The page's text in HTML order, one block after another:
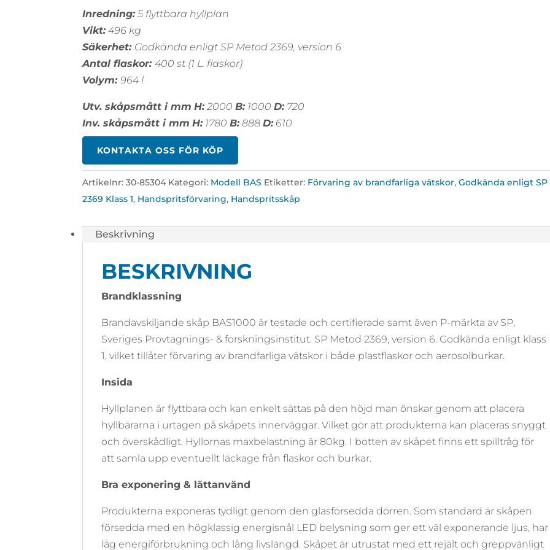
Inredning:5 flyttbara hyllplan
Vikt:496 kg
Säkerhet: Godkända enligt SP Metod 2369, version 6
Antal flaskor:400 st (1 L. flaskor)
Volym:964 l
Utv. skåpsmått i mm H:2000B:1000D:720
Inv. skåpsmått i mm H:1780B:888D:610
KONTAKTA OSS FÖR KÖP
Artikelnr:30-85304 Kategori: Modell BAS Etiketter: Förvaring av brandfarliga vätskor,Godkända enligt SP
2369 Klass 1, Handspritsförvaring, Handspritsskåp
Beskrivning
BESKRIVNING
Brandklassning
Brandavskiljande skåp BAS1000 är testade och certifierade samt även P-märkta av SP,
Sveriges Provtagnings- & forskningsinstitut. SP Metod 2369, version 6. Godkända enligt klass
1, vilket tillåter förvaring av brandfarliga vätskor i både plastflaskor och aerosolburkar.
Insida
Hyllplanen är flyttbara och kan enkelt sättas på den höjd man önskar genom att placera
hyllbärarna i urtagen på skåpets innerväggar. Vilket gör att produkterna kan placeras snyggt
och överskådligt. Hyllornas maxbelastning är 80kg. I botten av skåpet finns ett spilltråg för
att samla upp eventuellt läckage från flaskor och burkar.
Bra exponering & lättanvänd
Produkterna exponeras tydligt genom den glasförsedda dörren. Som standard är skåpen
försedda med en högklassig energisnål LED belysning som ger ett väl exponerande ljus, har
låg energiförbrukning och lång livslängd. Skåpet är utrustat med ett rejält och greppvänligt